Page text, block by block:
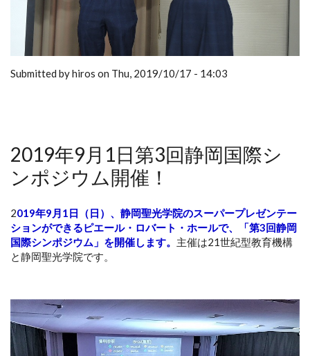
Submitted by hiros on Thu, 2019/10/17 - 14:03
2019年9月1日第3回静岡国際シ
ンポジウム開催！
2019年9月1日（日）、静岡聖光学院のスーパープレゼンテー
ションができるピエール・ロバート・ホールで、「第3回静岡
国際シンポジウム」を開催します。 主催は21世紀型教育機構
と静岡聖光学院です。